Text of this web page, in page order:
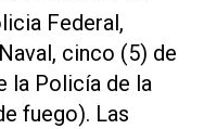
Federal,
cinco (5) de
la Policía de la
fuego). Las